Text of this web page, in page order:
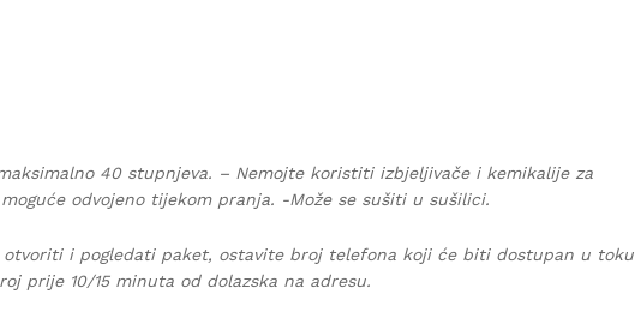
40 stupnjeva. – Nemojte koristiti izbjeljivače i kemikalije za
odvojeno tijekom pranja. -Može se sušiti u sušilici.
otvoriti i pogledati paket, ostavite broj telefona koji će biti dostupan u toku
prije 10/15 minuta od dolazska na adresu.